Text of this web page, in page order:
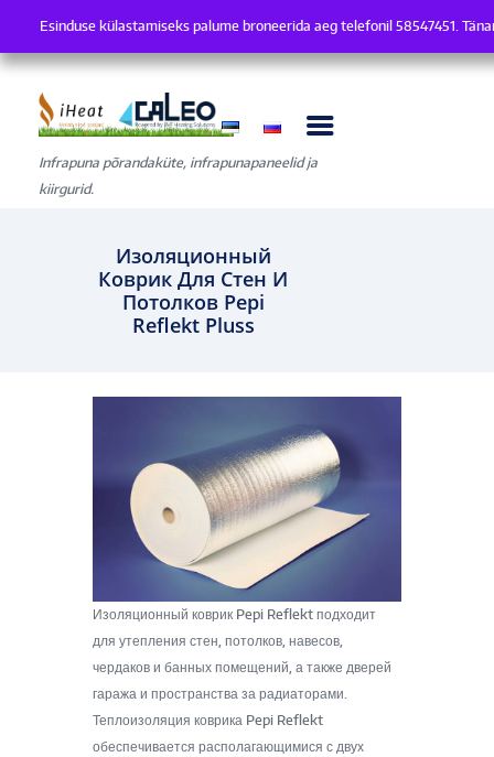
Infrapuna põrandaküte, infrapunapaneelid ja
kiirgurid.
Изоляционный
Коврик Для Стен И
Потолков Pepi
Reflekt Pluss
Изоляционный коврик Pepi Reflekt подходит
для утепления стен, потолков, навесов,
чердаков и банных помещений, а также дверей
гаража и пространства за радиаторами.
Теплоизоляция коврика Pepi Reflekt
обеспечивается располагающимися с двух
Esinduse külastamiseks palume broneerida aeg telefonil
Esinduse külastamiseks palume broneerida aeg telefonil 58547451.